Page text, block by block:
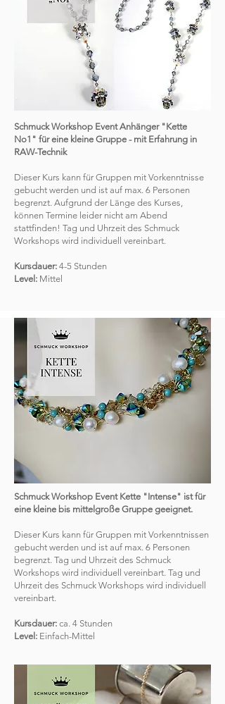
Schmuck Workshop Event Anhänger "Kette
No1" für eine kleine Gruppe - mit Erfahrung in
RAW-Technik
Dieser Kurs kann für Gruppen mit Vorkenntnisse
gebucht werden und ist auf max. 6 Personen
begrenzt. Aufgrund der Länge des Kurses,
können Termine leider nicht am Abend
stattfinden! Tag und Uhrzeit des Schmuck
Workshops wird individuell vereinbart.
Kursdauer: 4-5 Stunden
Level: Mittel
Schmuck Workshop Event Kette "Intense" ist für
eine kleine bis mittelgroße Gruppe geeignet.
Dieser Kurs kann für Gruppen mit Vorkenntnissen
gebucht werden und ist auf max. 6 Personen
begrenzt. Tag und Uhrzeit des Schmuck
Workshops wird individuell vereinbart. Tag und
Uhrzeit des Schmuck Workshops wird individuell
vereinbart.
Kursdauer: ca. 4 Stunden
Level: Einfach-Mittel